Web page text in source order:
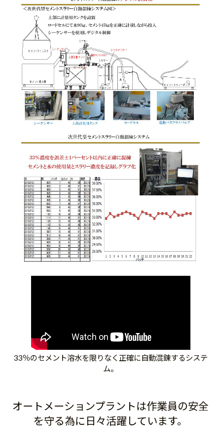
33％のセメント溶水を限りなく正確に自動混錬するシステ
ム。
オートメーションプラントは作業員の安全
を守る為に日々活躍しています。